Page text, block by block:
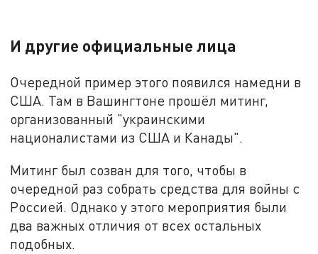
И другие официальные лица
Очередной пример этого появился намедни в
США. Там в Вашингтоне прошёл митинг,
организованный "украинскими
националистами из США и Канады".
Митинг был созван для того, чтобы в
очередной раз собрать средства для войны с
Россией. Однако у этого мероприятия были
два важных отличия от всех остальных
подобных.